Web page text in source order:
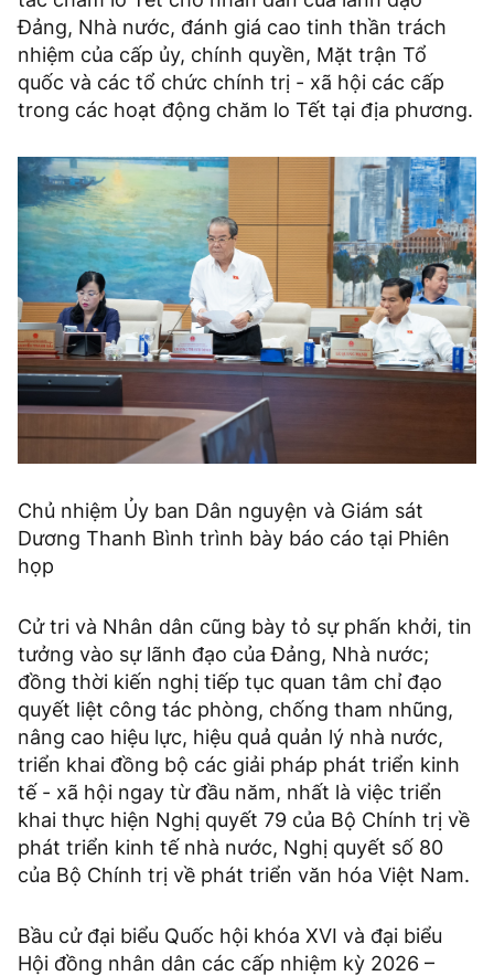
Đảng, Nhà nước, đánh giá cao tinh thần trách
nhiệm của cấp ủy, chính quyền, Mặt trận Tổ
quốc và các tổ chức chính trị - xã hội các cấp
trong các hoạt động chăm lo Tết tại địa phương.
Chủ nhiệm Ủy ban Dân nguyện và Giám sát
Dương Thanh Bình trình bày báo cáo tại Phiên
họp
Cử tri và Nhân dân cũng bày tỏ sự phấn khởi, tin
tưởng vào sự lãnh đạo của Đảng, Nhà nước;
đồng thời kiến nghị tiếp tục quan tâm chỉ đạo
quyết liệt công tác phòng, chống tham nhũng,
nâng cao hiệu lực, hiệu quả quản lý nhà nước,
triển khai đồng bộ các giải pháp phát triển kinh
tế - xã hội ngay từ đầu năm, nhất là việc triển
khai thực hiện Nghị quyết 79 của Bộ Chính trị về
phát triển kinh tế nhà nước, Nghị quyết số 80
của Bộ Chính trị về phát triển văn hóa Việt Nam.
Bầu cử đại biểu Quốc hội khóa XVI và đại biểu
Hội đồng nhân dân các cấp nhiệm kỳ 2026 –